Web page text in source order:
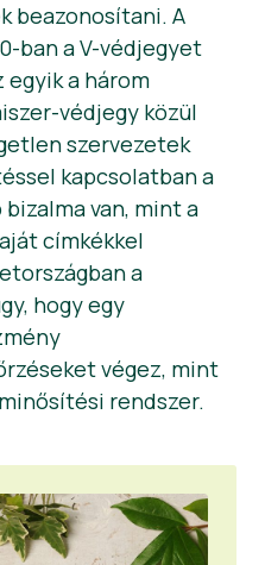
beazonosítani. A
ban a V-védjegyet
egyik a három
védjegy közül
szervezetek
kapcsolatban a
van, mint a
címkékkel
a
hogy egy
végez, mint
rendszer.